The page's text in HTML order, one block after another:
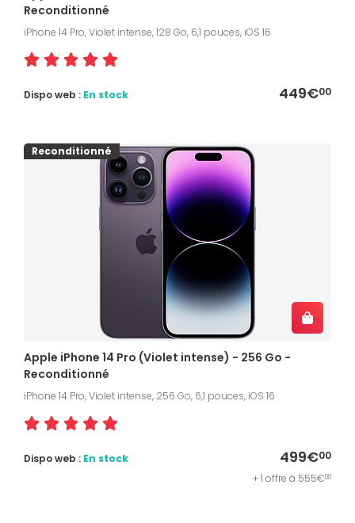
Reconditionné
iPhone 14 Pro, Violet intense, 128 Go, 6,1 pouces, iOS 16
449€00
Dispo web : En stock
Reconditionné
Apple iPhone 14 Pro (Violet intense) - 256 Go -
Reconditionné
iPhone 14 Pro, Violet intense, 256 Go, 6,1 pouces, iOS 16
499€00
Dispo web : En stock
+ 1 offre à 555€00